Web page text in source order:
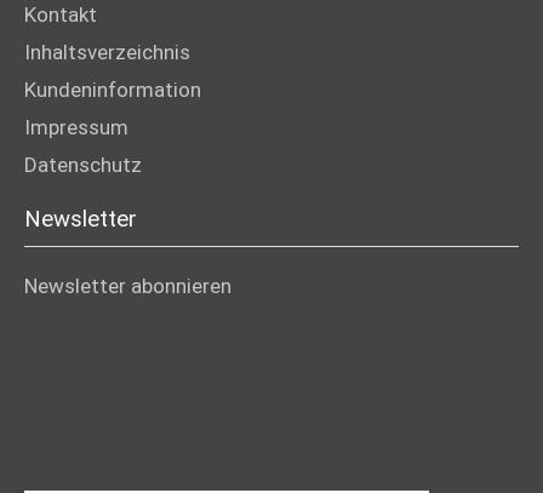
Kontakt
Inhaltsverzeichnis
Kundeninformation
Impressum
Datenschutz
Newsletter
Newsletter abonnieren